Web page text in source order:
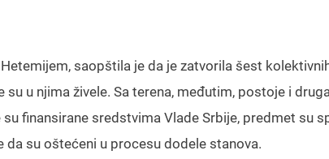
saopštila je da je zatvorila šest
u njima živele. Sa terena, međutim, postoje i
finansirane sredstvima Vlade Srbije, predmet su
su oštećeni u procesu dodele stanova.